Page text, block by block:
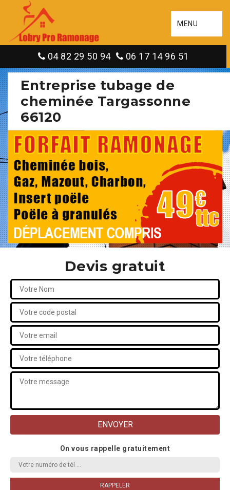
MENU
04 82 29 50 94 06 17 14 96 51
Entreprise tubage de
cheminée Targassonne
66120
Devis gratuit
On vous rappelle gratuitement